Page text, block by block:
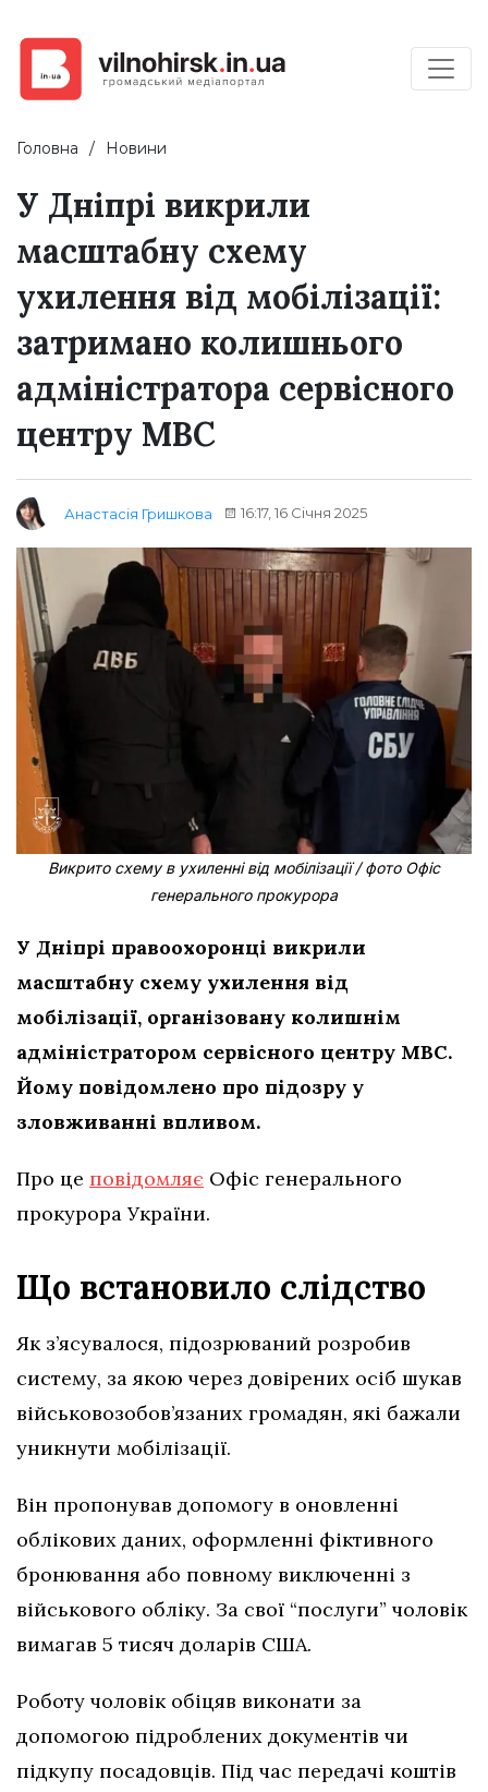
Головна Новини
У Дніпрі викрили
масштабну схему
ухилення від мобілізації:
затримано колишнього
адміністратора сервісного
центру МВС
Анастасія Гришкова 16:17, 16 Січня 2025
Викрито схему в ухиленні від мобілізації / фото Офіс
генерального прокурора
У Дніпрі правоохоронці викрили
масштабну схему ухилення від
мобілізації, організовану колишнім
адміністратором сервісного центру МВС.
Йому повідомлено про підозру у
зловживанні впливом.
Про це повідомляє Офіс генерального
прокурора України.
Що встановило слідство
Як з’ясувалося, підозрюваний розробив
систему, за якою через довірених осіб шукав
військовозобов’язаних громадян, які бажали
уникнути мобілізації.
Він пропонував допомогу в оновленні
облікових даних, оформленні фіктивного
бронювання або повному виключенні з
військового обліку. За свої “послуги” чоловік
вимагав 5 тисяч доларів США.
Роботу чоловік обіцяв виконати за
допомогою підроблених документів чи
підкупу посадовців. Під час передачі коштів